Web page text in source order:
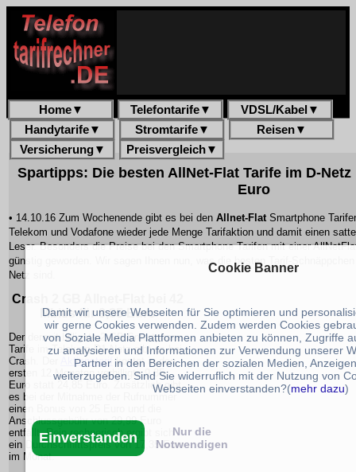
Home▼ Telefontarife▼ VDSL/Kabel ▼
Handytarife▼ Stromtarife▼ Reisen▼
Versicherung▼ Preisvergleich▼
Spartipps: Die besten AllNet-Flat Tarife im D-
Euro
• 14.10.16 Zum Wochenende gibt es bei den Allnet-FlatSmartphone
Telekom und Vodafone wieder jede Menge Tarifaktion und damit einen
Leser. Besonders die Preise bei den Smartphone Tarifen mit einer
günstig geworden. Wir sagen Ihnen nun, was die besten Tarif-
Netz sind.
Crash 2 GB Allnet-Flat bei 42
Mbit/s für 9,85 Euro
Der derzeit billigste 2 GB Smartphone
Tarife im Telekom D1-Netz gibt es bei
Crash. Der
Aktionstarif kostet in den
ersten 12 Monaten verbilligte 9,85
Euro statt 24,85 Euro. Zusätzlich gibt
es bei der Mitnahme der Rufnummer
einen Bonus von 25 Euro und die
Anschlussgebühr von 29,99 Euro
entfällt. Rein rechnerisch ergibt sich
ein Durchschnittspreis von 17,35 Euro
im Monat.
Cookie Banner
Damit wir unsere Webseiten für Sie optimieren und
wir gerne Cookies verwenden. Zudem werden Cookies
von Soziale Media Plattformen anbieten zu können, Zugriffe
zu analysieren und Informationen zur Verwendung unserer
Partner in den Bereichen der sozialen Medien,
weiterzugeben. Sind Sie widerruflich mit der Nutzung von
Webseiten einverstanden?(mehr dazu)
Einverstanden
Nur die
Notwendigen